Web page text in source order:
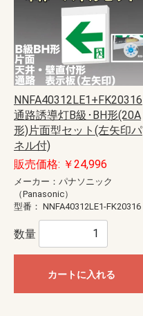
NNFA40312LE1+FK20316
通路誘導灯B級･BH形(20A
形)片面型セット(左矢印パ
ネル付)
販売価格: ￥24,996
メーカー：パナソニック
（Panasonic）
型番： NNFA40312LE1-FK20316
数量
カートに入れる